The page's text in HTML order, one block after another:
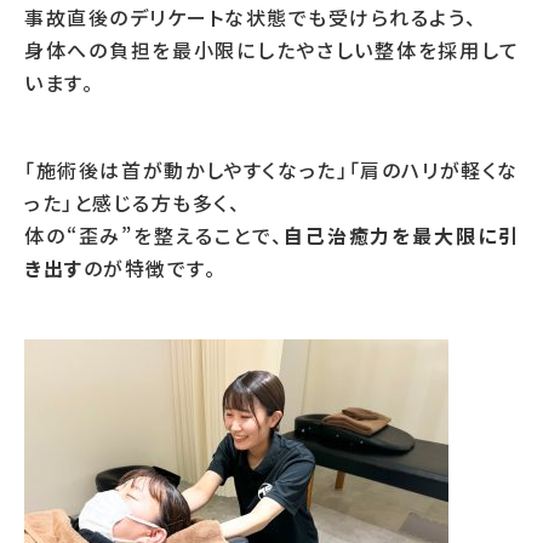
事故直後のデリケートな状態でも受けられるよう、
身体への負担を最小限にしたやさしい整体を採用して
います。
「施術後は首が動かしやすくなった」「肩のハリが軽くな
った」と感じる方も多く、
体の“歪み”を整えることで、 自己治癒力を最大限に引
き出すのが特徴です。